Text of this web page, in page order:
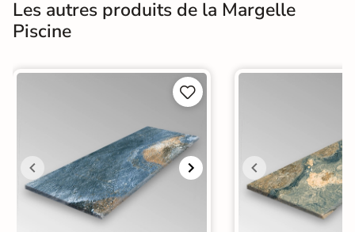
Les autres produits de la Margelle
Piscine

